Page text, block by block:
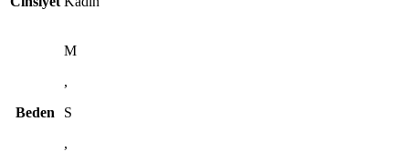
Beden
M
,
S
,